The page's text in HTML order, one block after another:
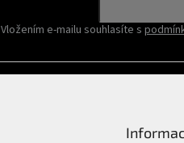
Vložením e-mailu souhlasíte s